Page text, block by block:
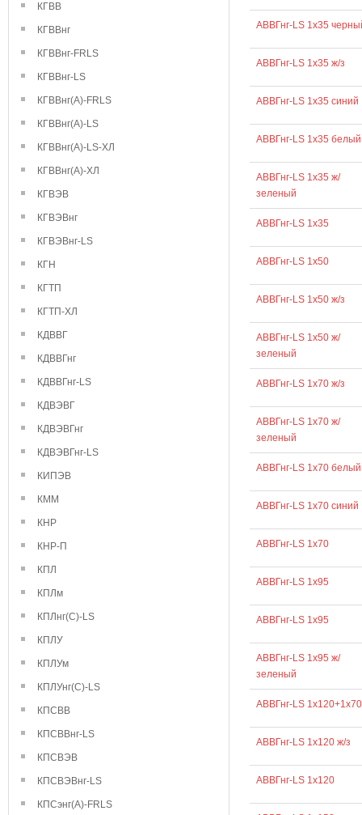
КГВВ
КГВВнг
КГВВнг-FRLS
КГВВнг-LS
КГВВнг(А)-FRLS
КГВВнг(А)-LS
КГВВнг(А)-LS-ХЛ
КГВВнг(А)-ХЛ
КГВЭВ
КГВЭВнг
КГВЭВнг-LS
КГН
КГТП
КГТП-ХЛ
КДВВГ
КДВВГнг
КДВВГнг-LS
КДВЭВГ
КДВЭВГнг
КДВЭВГнг-LS
КИПЭВ
КММ
КНР
КНР-П
КПЛ
КПЛм
КПЛнг(С)-LS
КПЛУ
КПЛУм
КПЛУнг(С)-LS
КПСВВ
КПСВВнг-LS
КПСВЭВ
КПСВЭВнг-LS
КПСэнг(А)-FRLS
АВВГнг-LS 1х35
АВВГнг-LS 1х35 ж/з
АВВГнг-LS 1х35 синий
АВВГнг-LS 1х35 белый
АВВГнг-LS 1х35 ж/
зеленый
АВВГнг-LS 1х35
АВВГнг-LS 1х50
АВВГнг-LS 1х50 ж/з
АВВГнг-LS 1х50 ж/
зеленый
АВВГнг-LS 1х70 ж/з
АВВГнг-LS 1х70 ж/
зеленый
АВВГнг-LS 1х70 белый
АВВГнг-LS 1х70 синий
АВВГнг-LS 1х70
АВВГнг-LS 1х95
АВВГнг-LS 1x95
АВВГнг-LS 1х95 ж/
зеленый
АВВГнг-LS 1х120+1х70
АВВГнг-LS 1х120 ж/з
АВВГнг-LS 1х120